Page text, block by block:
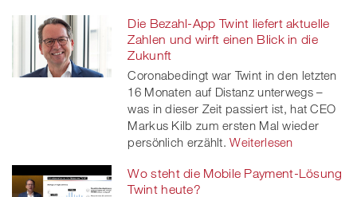
Die Bezahl-App Twint liefert aktuelle
Zahlen und wirft einen Blick in die
Zukunft
Coronabedingt war Twint in den letzten
16 Monaten auf Distanz unterwegs –
was in dieser Zeit passiert ist, hat CEO
Markus Kilb zum ersten Mal wieder
persönlich erzählt. Weiterlesen
Wo steht die Mobile Payment-Lösung
Twint heute?